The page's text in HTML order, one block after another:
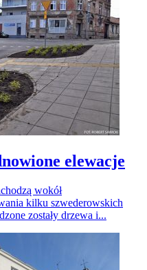
elewacje
wokół
kilku szwederowskich
zostały drzewa i...